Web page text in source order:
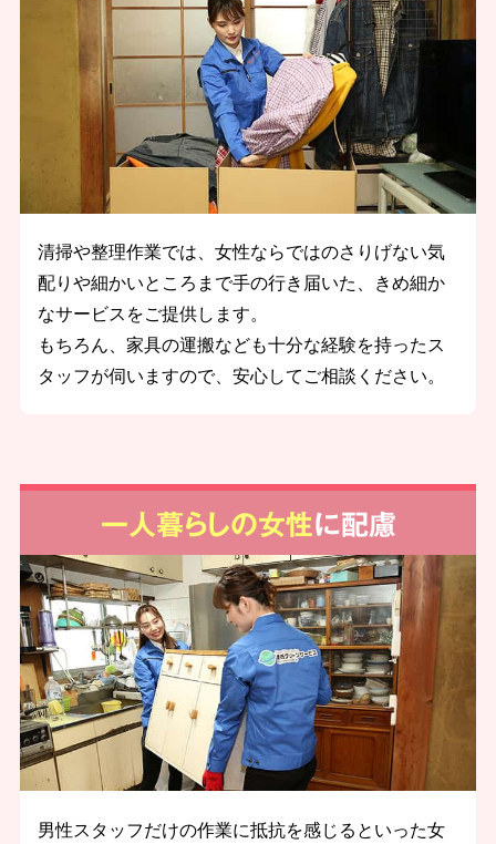
清掃や整理作業では、女性ならではのさりげない気
配りや細かいところまで手の行き届いた、きめ細か
なサービスをご提供します。
もちろん、家具の運搬なども十分な経験を持ったス
タッフが伺いますので、安心してご相談ください。
一人暮らしの女性に配慮
男性スタッフだけの作業に抵抗を感じるといった女